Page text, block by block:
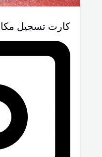
كارت تسجيل